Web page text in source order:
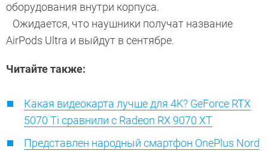
оборудования внутри корпуса.
Ожидается, что наушники получат название
AirPods Ultra и выйдут в сентябре.
Читайте также:
Какая видеокарта лучше для 4K? GeForce RTX
5070 Ti сравнили с Radeon RX 9070 XT
Представлен народный смартфон OnePlus Nord